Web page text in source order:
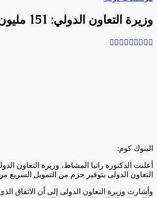
وزيرة التعاون الدولي: 151 مليون يورو من الوكالة الفرنسية للتنمية لبرنامج دعم موازنة قطاع الطاقة
البنوك كوم:
التعاون الدولى بتوفير حزم من التمويل السريع
وأشارت وزيرة التعاون الدولى إلى أن الاتفاق